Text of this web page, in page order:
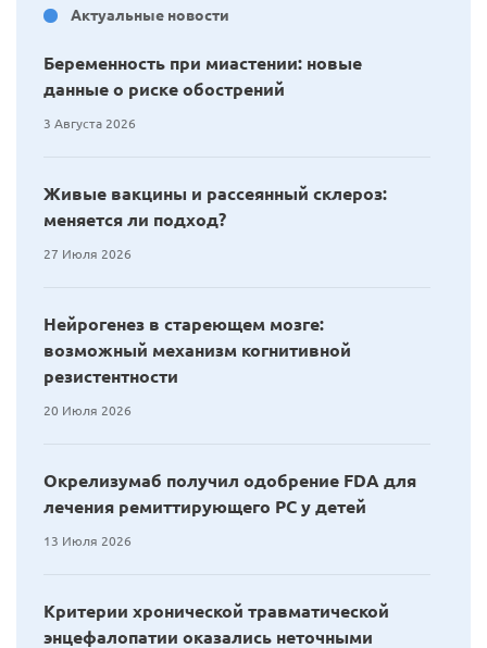
Актуальные новости
Беременность при миастении: новые
данные о риске обострений
3 Августа 2026
Живые вакцины и рассеянный склероз:
меняется ли подход?
27 Июля 2026
Нейрогенез в стареющем мозге:
возможный механизм когнитивной
резистентности
20 Июля 2026
Окрелизумаб получил одобрение FDA для
лечения ремиттирующего РС у детей
13 Июля 2026
Критерии хронической травматической
энцефалопатии оказались неточными